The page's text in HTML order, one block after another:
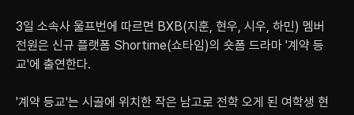
3일 소속사 울프번에 따르면 BXB(지훈, 현우, 시우, 하민) 멤버
전원은 신규 플랫폼 Shortime(쇼타임)의 숏폼 드라마 '계약 등
교'에 출연한다.
'계약 등교'는 시골에 위치한 작은 남고로 전학 오게 된 여학생 현